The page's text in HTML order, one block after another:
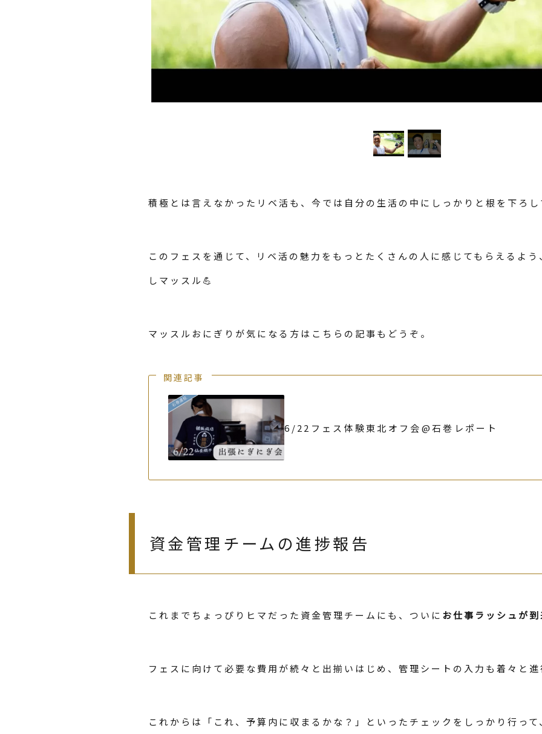
積極とは言えなかったリベ活も、今では自分の生活の中にしっかりと根を下ろし
このフェスを通じて、リベ活の魅力をもっとたくさんの人に感じてもらえるよう
しマッスル💪
マッスルおにぎりが気になる方はこちらの記事もどうぞ。
関連記事
6/22フェス体験東北オフ会@石巻レポート
資金管理チームの進捗報告
これまでちょっぴりヒマだった資金管理チームにも、ついに お仕事ラッシュが到
フェスに向けて必要な費用が続々と出揃いはじめ、管理シートの入力も着々と進
これからは「これ、予算内に収まるかな？」といったチェックをしっかり行って